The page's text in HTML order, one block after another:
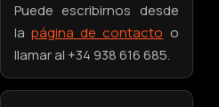
Puede escribirnos desde
lapágina de contacto o
llamar al +34 938 616 685.